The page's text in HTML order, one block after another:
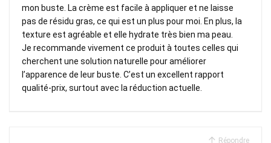
mon buste. La crème est facile à appliquer et ne laisse
pas de résidu gras, ce qui est un plus pour moi. En plus, la
texture est agréable et elle hydrate très bien ma peau.
Je recommande vivement ce produit à toutes celles qui
cherchent une solution naturelle pour améliorer
l’apparence de leur buste. C’est un excellent rapport
qualité-prix, surtout avec la réduction actuelle.
Répondre